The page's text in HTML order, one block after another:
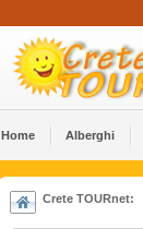
Home Alberghi
Crete TOURnet: